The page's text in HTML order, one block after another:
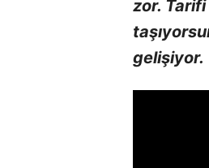
zor. Tarifi
gelişiyor.